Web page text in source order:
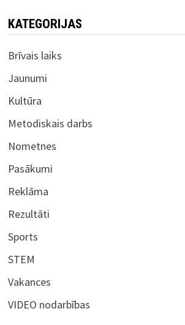
KATEGORIJAS
Brīvais laiks
Jaunumi
Kultūra
Metodiskais darbs
Nometnes
Pasākumi
Reklāma
Rezultāti
Sports
STEM
Vakances
VIDEO nodarbības